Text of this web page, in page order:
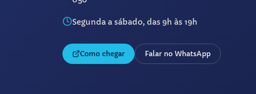
Segunda a sábado, das 9h às 19h
Como chegar Falar no WhatsApp